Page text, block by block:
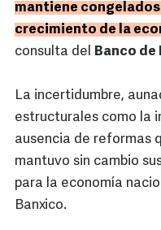
mantiene
crecimiento de la
consulta del Banco de
La incertidumbre,
estructurales como la
ausencia de reformas
mantuvo sin cambio
para la economía
Banxico.